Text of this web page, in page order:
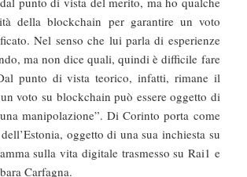
della blockchain per garantire un voto
Nel senso che lui parla di esperienze
ma non dice quali, quindi è difficile fare
punto di vista teorico, infatti, rimane il
voto su blockchain può essere oggetto di
manipolazione”. Di Corinto porta come
oggetto di una sua inchiesta su
sulla vita digitale trasmesso su Rai1 e
Carfagna.